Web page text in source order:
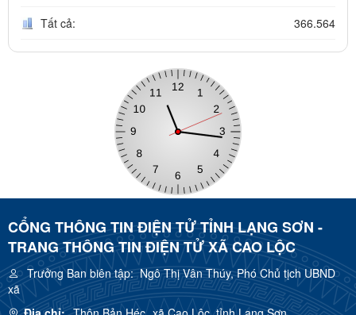
Tất cả: 366.564
CỔNG THÔNG TIN ĐIỆN TỬ TỈNH LẠNG SƠN -
TRANG THÔNG TIN ĐIỆN TỬ XÃ CAO LỘC
Trưởng Ban biên tập:Ngô Thị Vân Thúy, Phó Chủ tịch UBND
xã